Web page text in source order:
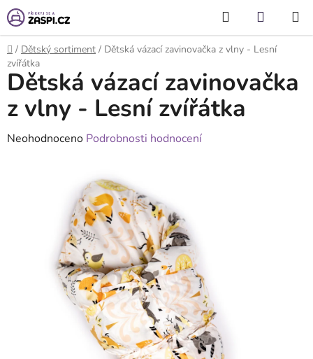
Přejít na obsah Hledat
KOŠÍK
Domů
/ Dětský sortiment / Dětská vázací zavinovačka z vlny - Lesní
zvířátka
Dětská vázací zavinovačka
z vlny - Lesní zvířátka
Průměrné
hvězdiček.
Neohodnoceno Podrobnosti hodnocení